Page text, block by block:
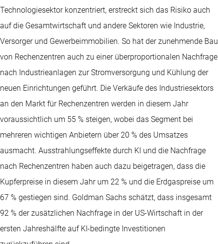
Technologiesektor konzentriert, erstreckt sich das Risiko auch
auf die Gesamtwirtschaft und andere Sektoren wie Industrie,
Versorger und Gewerbeimmobilien. So hat der zunehmende Bau
von Rechenzentren auch zu einer überproportionalen Nachfrage
nach Industrieanlagen zur Stromversorgung und Kühlung der
neuen Einrichtungen geführt. Die Verkäufe des Industriesektors
an den Markt für Rechenzentren werden in diesem Jahr
voraussichtlich um 55 % steigen, wobei das Segment bei
mehreren wichtigen Anbietern über 20 % des Umsatzes
ausmacht. Ausstrahlungseffekte durch KI und die Nachfrage
nach Rechenzentren haben auch dazu beigetragen, dass die
Kupferpreise in diesem Jahr um 22 % und die Erdgaspreise um
67 % gestiegen sind. Goldman Sachs schätzt, dass insgesamt
92 % der zusätzlichen Nachfrage in der US-Wirtschaft in der
ersten Jahreshälfte auf KI-bedingte Investitionen